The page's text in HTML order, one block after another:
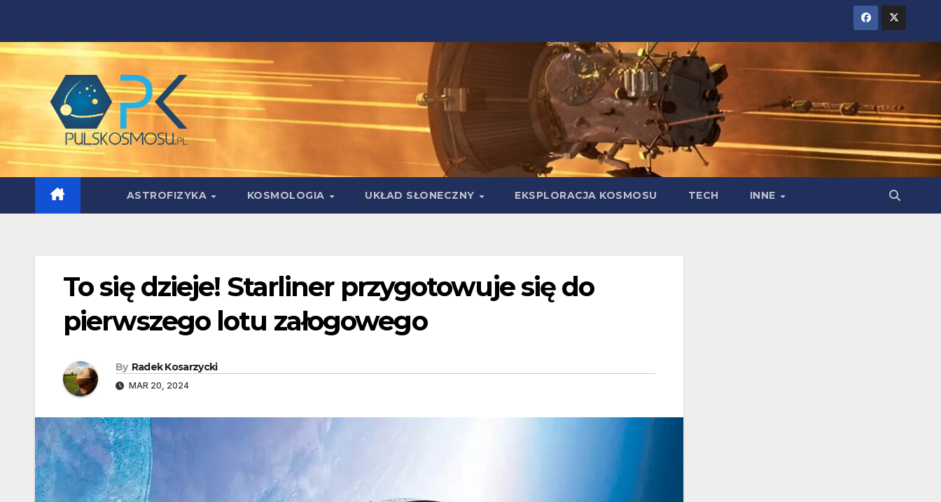
content
ASTROFIZYKA KOSMOLOGIA UKŁAD SŁONECZNY EKSPLORACJA KOSMOSU TECH INNE
To się dzieje! Starliner przygotowuje się do
pierwszego lotu załogowego
By Radek Kosarzycki
MAR 20, 2024